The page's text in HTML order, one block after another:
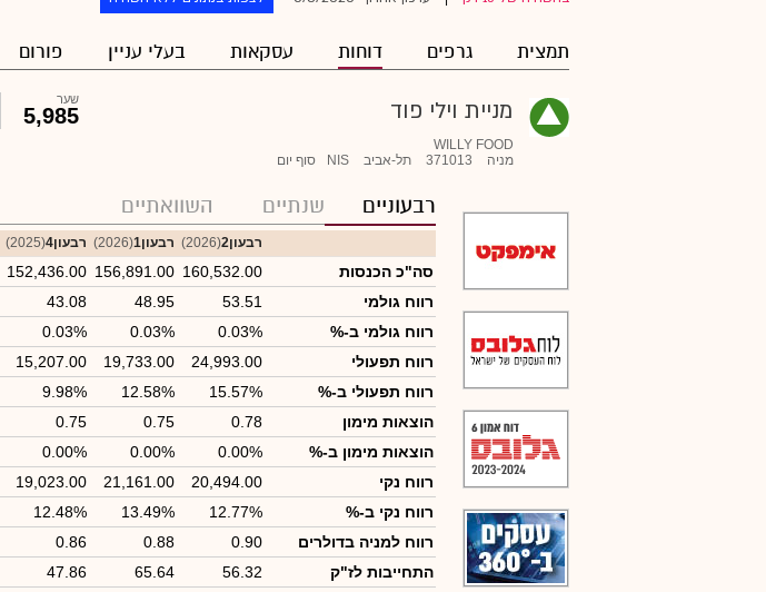
תמצית גרפים דוחות עסקאות בעלי עניין פורום
מניית וילי פוד
WILLY FOOD
מניה
371013 תל-אביב NIS סוף יום
שער
5,985
רבעוניים שנתיים השוואתיים
רבעון2 (2026) רבעון1 (2026) רבעון4 (2025)
סה"כ הכנסות 160,532.00
156,891.00
152,436.00
רווח גולמי
53.51
48.95
43.08
רווח גולמי ב-%
0.03%
0.03%
0.03%
רווח תפעולי
24,993.00
19,733.00
15,207.00
רווח תפעולי ב-%
15.57%
12.58%
9.98%
הוצאות מימון
0.78
0.75
0.75
הוצאות מימון ב-%
0.00%
0.00%
0.00%
רווח נקי
20,494.00
21,161.00
19,023.00
רווח נקי ב-%
12.77%
13.49%
12.48%
רווח למניה בדולרים
0.90
0.88
0.86
התחייבות לז"ק
56.32
65.64
47.86